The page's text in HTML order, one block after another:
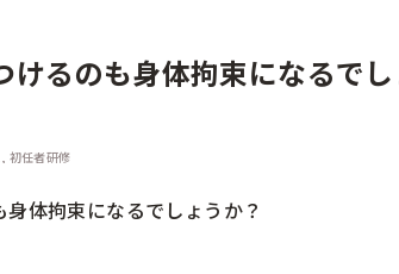
けるのも身体拘束になるでし
初任者研修
体拘束になるでしょうか？